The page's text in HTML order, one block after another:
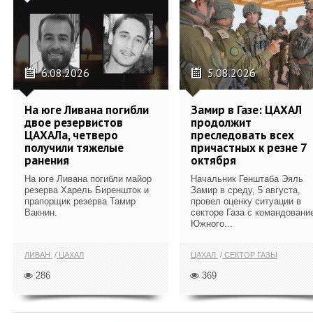
6.08.2026
На юге Ливана погибли
двое резервистов
ЦАХАЛа, четверо
получили тяжелые
ранения
На юге Ливана погибли майор
резерва Харель Биреншток и
прапорщик резерва Тамир
Вакнин.
ЛИВАН ЦАХАЛ
286
5.08.2026
Замир в Газе: ЦАХАЛ
продолжит
преследовать всех
причастных к резне 7
октября
Начальник Генштаба Эяль
Замир в среду, 5 августа,
провел оценку ситуации в
секторе Газа с
Южного...
ЦАХАЛ СЕКТОР ГАЗЫ
369